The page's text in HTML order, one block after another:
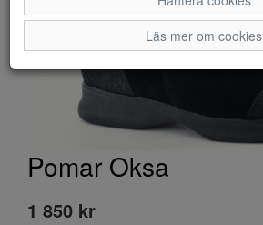
Pomar Oksa
1 850 kr
Läs mer om cookies